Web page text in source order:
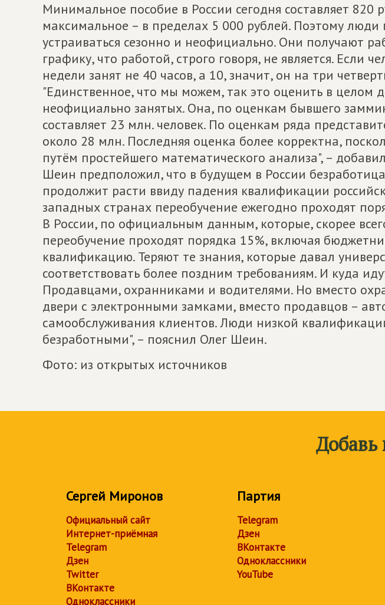
Минимальное пособие в России сегодня составляет 820
максимальное – в пределах 5 000 рублей. Поэтому
устраиваться сезонно и неофициально. Они получают
графику, что работой, строго говоря, не является. Если
недели занят не 40 часов, а 10, значит, он на три
"Единственное, что мы можем, так это оценить в целом
неофициально занятых. Она, по оценкам бывшего
составляет 23 млн. человек. По оценкам ряда
около 28 млн. Последняя оценка более корректна,
путём простейшего математического анализа", –
Шеин предположил, что в будущем в России
продолжит расти ввиду падения квалификации
западных странах переобучение ежегодно проходят
В России, по официальным данным, которые, скорее
переобучение проходят порядка 15%, включая
квалификацию. Теряют те знания, которые давал
соответствовать более поздним требованиям. И куда
Продавцами, охранниками и водителями. Но вместо
двери с электронными замками, вместо продавцов –
самообслуживания клиентов. Люди низкой
безработными", – пояснил Олег Шеин.
Фото: из открытых источников
Добавь
Сергей Миронов
Официальный сайт
Интернет-приёмная
Telegram
Дзен
Twitter
ВКонтакте
Одноклассники
Партия
Telegram
Дзен
ВКонтакте
Одноклассники
YouTube